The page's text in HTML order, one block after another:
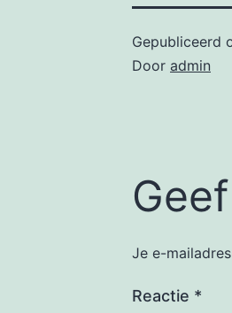
Gepubliceerd
Door admin
Je e-
Reactie *